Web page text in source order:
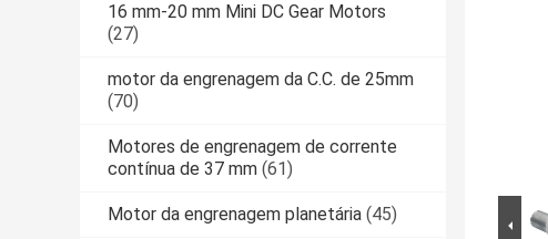
16 mm-20 mm Mini DC Gear Motors
(27)
motor da engrenagem da C.C. de 25mm
(70)
Motores de engrenagem de corrente
contínua de 37 mm (61)
Motor da engrenagem planetária (45)